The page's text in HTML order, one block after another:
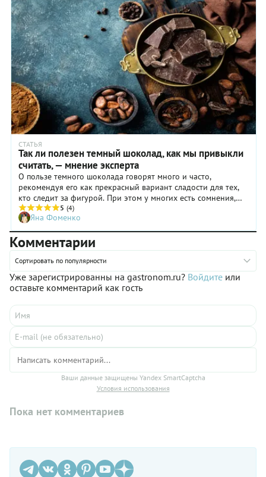
СТАТЬЯ
Так ли полезен темный шоколад, как мы привыкли
считать, — мнение эксперта
О пользе темного шоколада говорят много и часто,
рекомендуя его как прекрасный вариант сладости для тех,
кто следит за фигурой. При этом у многих есть сомнения,
настолько ли он действительно полезен. Эксперт по оценке
качества шоколадной продукции и ведущий специалист по
оптовым закупкам шоколада в крупной американской
компании Джейсон Вишнефске рассказал обо всех нюансах
потребления продукта, с которым работает многие годы.
5 (4)
Яна Фоменко
Комментарии
Сортировать по популярности
Уже зарегистрированны на gastronom.ru? Войдите или
оставьте комментарий как гость
Ваши данные защищены Yandex SmartCaptcha
Условия использования
Пока нет комментариев